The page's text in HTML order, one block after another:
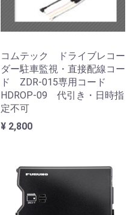
コムテック ドライブレコー
ダー駐車監視・直接配線コー
ド ZDR-015専用コード
HDROP-09 代引き・日時指
定不可
¥ 2,800